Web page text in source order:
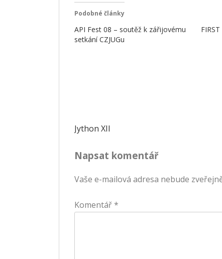
Podobné články
API Fest 08 – soutěž k zářijovému
setkání CZJUGu
Navigace
pro
příspěvek
Jython XII
Napsat komentář
Vaše e-mailová adresa nebude
Komentář *